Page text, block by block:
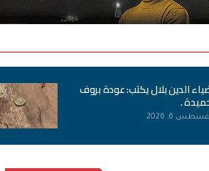
الدين بلال يكتب: عودة بروف
.
6, 2026